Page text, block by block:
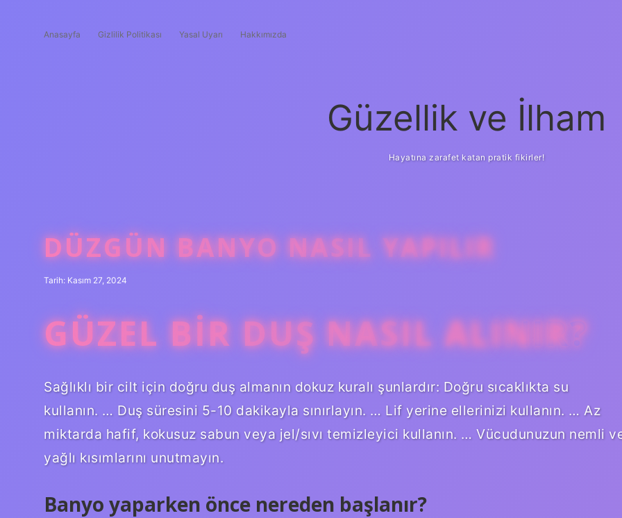
Anasayfa Gizlilik Politikası Yasal Uyarı Hakkımızda
Güzellik ve İlham
Hayatına zarafet katan pratik fikirler!
DÜZGÜN BANYO NASIL YAPILIR
Tarih: Kasım 27, 2024
GÜZEL BIR DUŞ NASIL ALINIR?
Sağlıklı bir cilt için doğru duş almanın dokuz kuralı şunlardır: Doğru sıcaklıkta su
kullanın. … Duş süresini 5-10 dakikayla sınırlayın. … Lif yerine ellerinizi kullanın. … Az
miktarda hafif, kokusuz sabun veya jel/sıvı temizleyici kullanın. … Vücudunuzun nemli
yağlı kısımlarını unutmayın.
Banyo yaparken önce nereden başlanır?